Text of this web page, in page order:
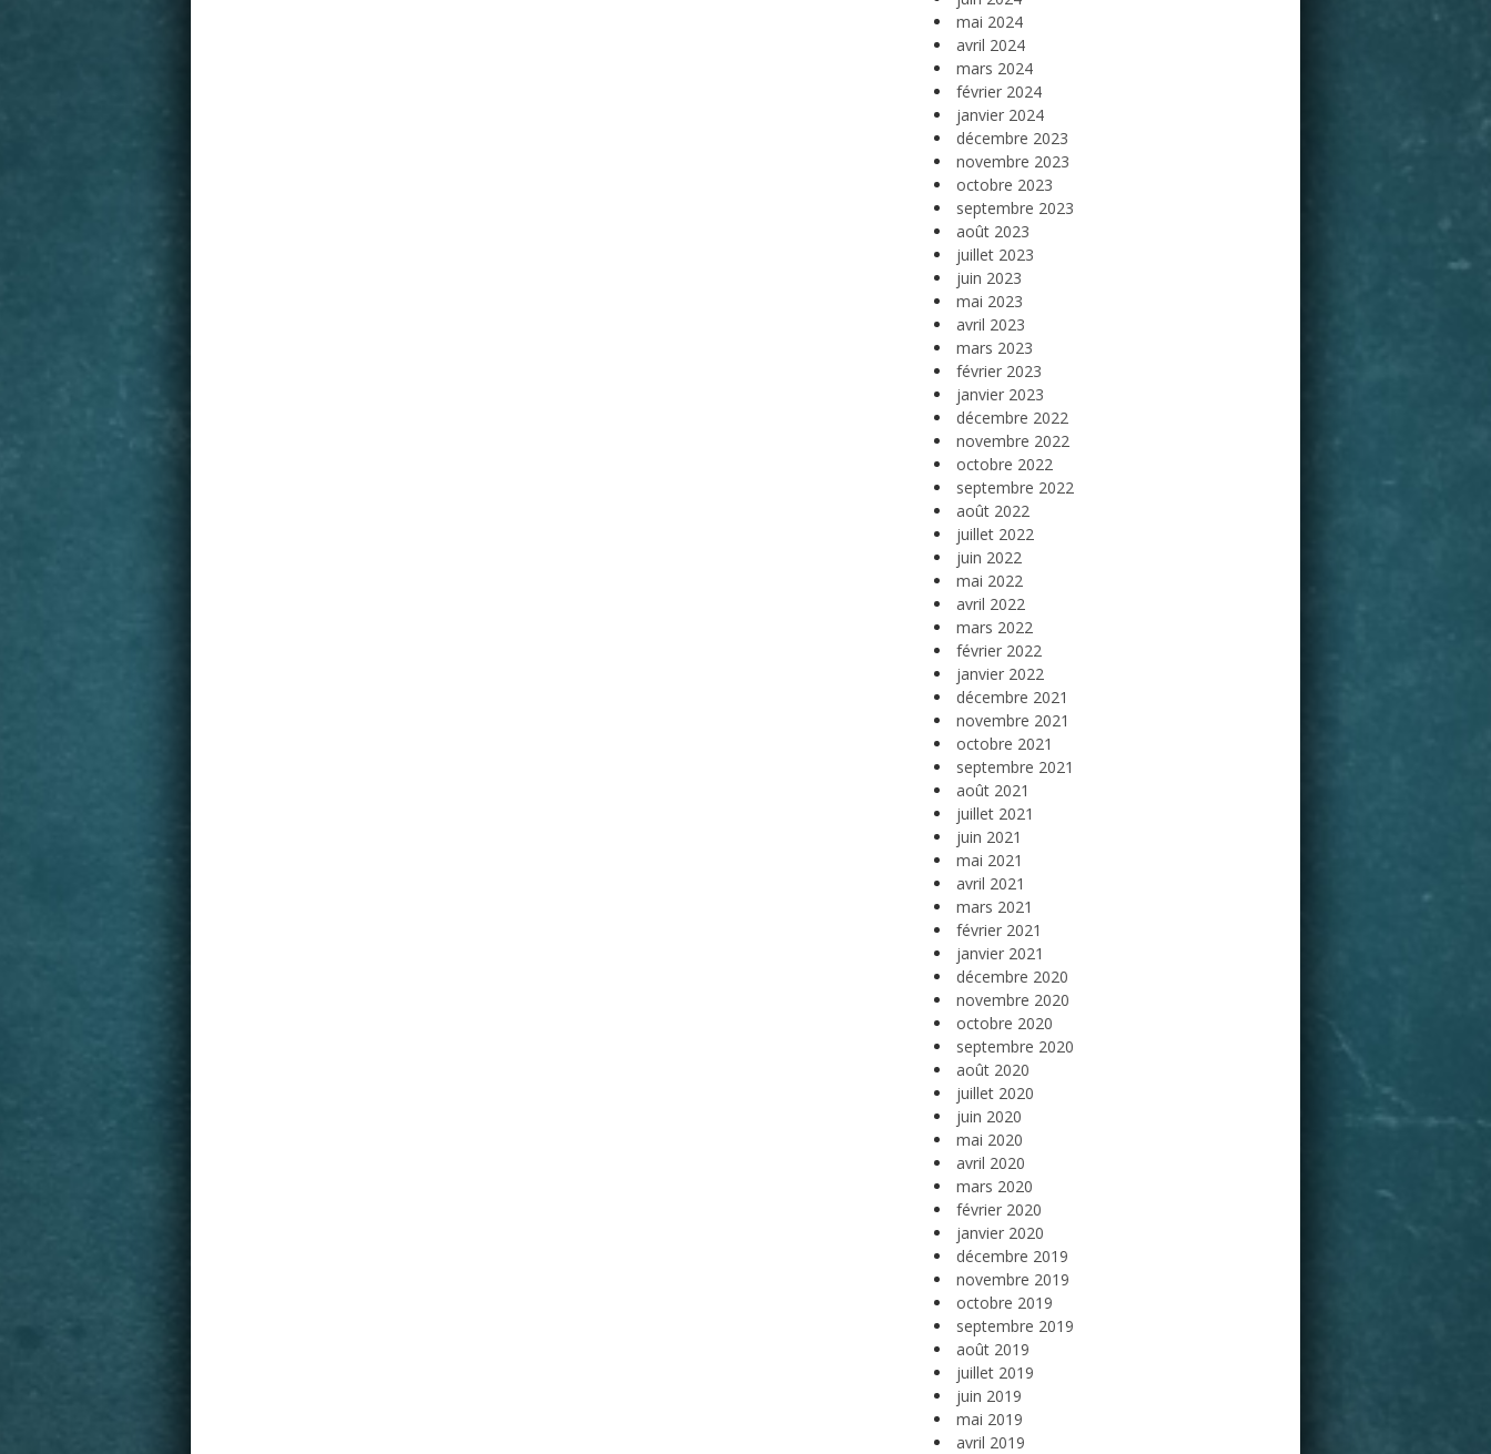
mai 2024
avril 2024
mars 2024
février 2024
janvier 2024
décembre 2023
novembre 2023
octobre 2023
septembre 2023
août 2023
juillet 2023
juin 2023
mai 2023
avril 2023
mars 2023
février 2023
janvier 2023
décembre 2022
novembre 2022
octobre 2022
septembre 2022
août 2022
juillet 2022
juin 2022
mai 2022
avril 2022
mars 2022
février 2022
janvier 2022
décembre 2021
novembre 2021
octobre 2021
septembre 2021
août 2021
juillet 2021
juin 2021
mai 2021
avril 2021
mars 2021
février 2021
janvier 2021
décembre 2020
novembre 2020
octobre 2020
septembre 2020
août 2020
juillet 2020
juin 2020
mai 2020
avril 2020
mars 2020
février 2020
janvier 2020
décembre 2019
novembre 2019
octobre 2019
septembre 2019
août 2019
juillet 2019
juin 2019
mai 2019
avril 2019